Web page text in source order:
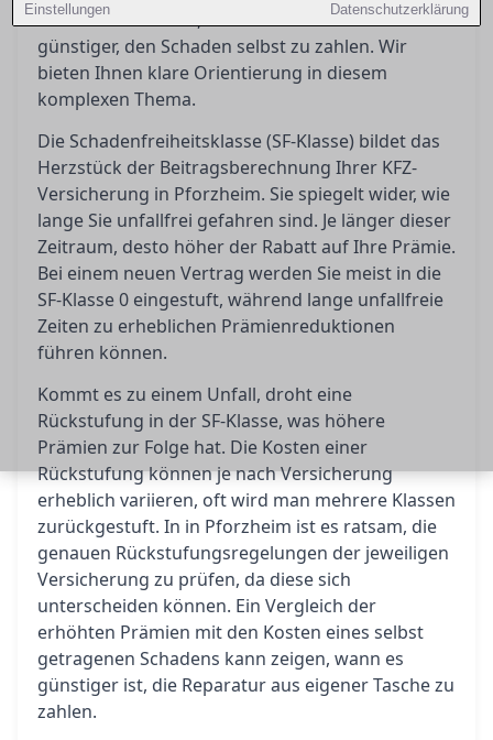
Einstellungen Datenschutzerklärung
kann teuer werden, und manchmal ist es
günstiger, den Schaden selbst zu zahlen. Wir
bieten Ihnen klare Orientierung in diesem
komplexen Thema.
Die Schadenfreiheitsklasse (SF-Klasse) bildet das
Herzstück der Beitragsberechnung Ihrer KFZ-
Versicherung in Pforzheim. Sie spiegelt wider, wie
lange Sie unfallfrei gefahren sind. Je länger dieser
Zeitraum, desto höher der Rabatt auf Ihre Prämie.
Bei einem neuen Vertrag werden Sie meist in die
SF-Klasse 0 eingestuft, während lange unfallfreie
Zeiten zu erheblichen Prämienreduktionen
führen können.
Kommt es zu einem Unfall, droht eine
Rückstufung in der SF-Klasse, was höhere
Prämien zur Folge hat. Die Kosten einer
Rückstufung können je nach Versicherung
erheblich variieren, oft wird man mehrere Klassen
zurückgestuft. In in Pforzheim ist es ratsam, die
genauen Rückstufungsregelungen der jeweiligen
Versicherung zu prüfen, da diese sich
unterscheiden können. Ein Vergleich der
erhöhten Prämien mit den Kosten eines selbst
getragenen Schadens kann zeigen, wann es
günstiger ist, die Reparatur aus eigener Tasche zu
zahlen.